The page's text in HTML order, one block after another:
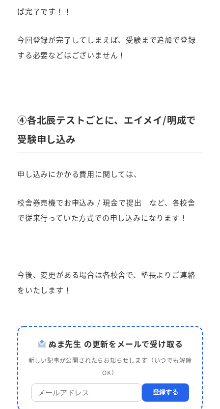
ば完了です！！
今回登録が完了してしまえば、受験まで追加で登録
する必要などはございません！
④各北辰テストごとに、エイメイ/明成で
受験申し込み
申し込みにかかる費用に関しては、
校舎券売機でお申込み / 現金で提出 など、各校舎
で従来行っていた方式での申し込みになります！
今後、変更がある場合は各校舎で、塾長よりご連絡
をいたします！
ぬま先生 の更新をメールで受け取る
新しい記事が公開されたらお知らせします（いつでも解除
OK）
登録する